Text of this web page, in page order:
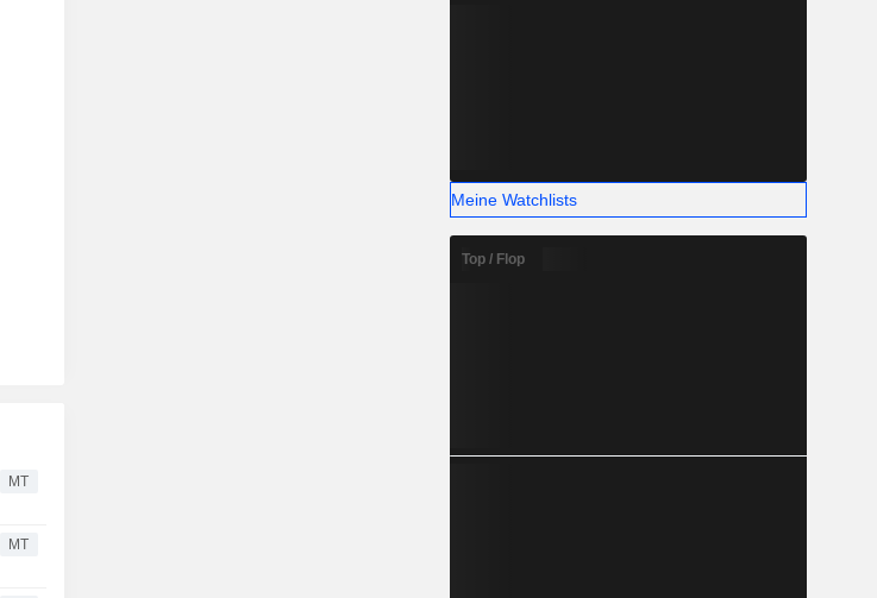
MT
MT
Meine Watchlists
Top / Flop